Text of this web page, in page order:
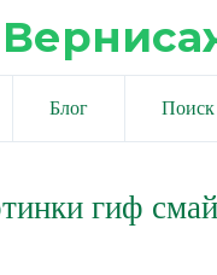
Блог Поиск
гиф